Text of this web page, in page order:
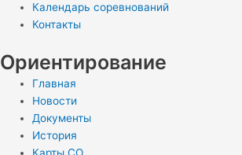
Календарь соревнований
Контакты
Ориентирование
Главная
Новости
Документы
История
Карты СО